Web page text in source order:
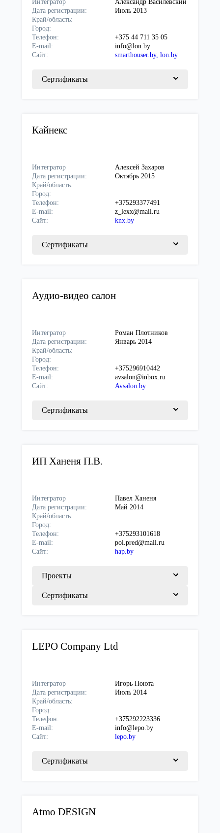
Интегратор
Александр Василевский
Дата регистрации:
Июль 2013
Край/область:
Город:
Телефон:
+375 44 711 35 05
E-mail:
info@lon.by
Сайт:
smarthouser.by, lon.by
Сертификаты
Кайнекс
Интегратор
Алексей Захаров
Дата регистрации:
Октябрь 2015
Край/область:
Город:
Телефон:
+375293377491
E-mail:
z_lexx@mail.ru
Сайт:
knx.by
Сертификаты
Аудио-видео салон
Интегратор
Роман Плотников
Дата регистрации:
Январь 2014
Край/область:
Город:
Телефон:
+375296910442
E-mail:
avsalon@inbox.ru
Сайт:
Avsalon.by
Сертификаты
ИП Ханеня П.В.
Интегратор
Павел Ханеня
Дата регистрации:
Май 2014
Край/область:
Город:
Телефон:
+375293101618
E-mail:
pol.pred@mail.ru
Сайт:
hap.by
Проекты
Сертификаты
LEPO Company Ltd
Интегратор
Игорь Поюта
Дата регистрации:
Июль 2014
Край/область:
Город:
Телефон:
+375292223336
E-mail:
info@lepo.by
Сайт:
lepo.by
Сертификаты
Atmo DESIGN